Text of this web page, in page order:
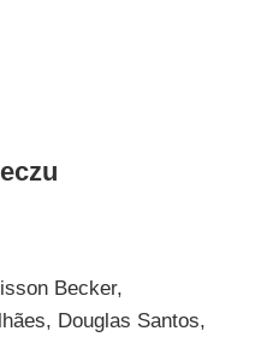
Becker,
Douglas Santos,